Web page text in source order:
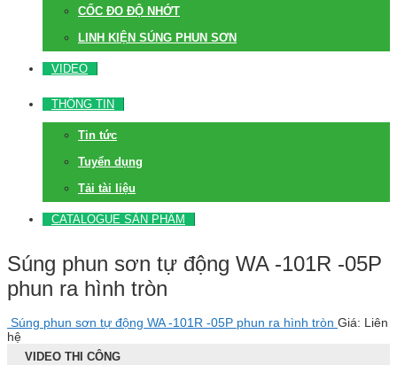
CỐC ĐO ĐỘ NHỚT
LINH KIỆN SÚNG PHUN SƠN
VIDEO
THÔNG TIN
Tin tức
Tuyển dụng
Tải tài liệu
CATALOGUE SẢN PHẨM
Súng phun sơn tự động WA -101R -05P
phun ra hình tròn
Súng phun sơn tự động WA -101R -05P phun ra hình tròn Giá: Liên
hệ
VIDEO THI CÔNG